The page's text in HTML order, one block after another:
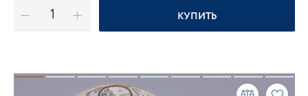
КУПИТЬ